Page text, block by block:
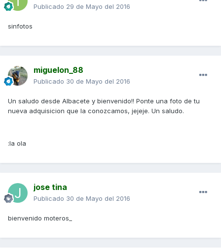
Publicado 29 de Mayo del 2016
sinfotos
miguelon_88
Publicado 30 de Mayo del 2016
Un saludo desde Albacete y bienvenido!! Ponte una foto de tu
nueva adquisicion que la conozcamos, jejeje. Un saludo.
:la ola
jose tina
Publicado 30 de Mayo del 2016
bienvenido moteros_